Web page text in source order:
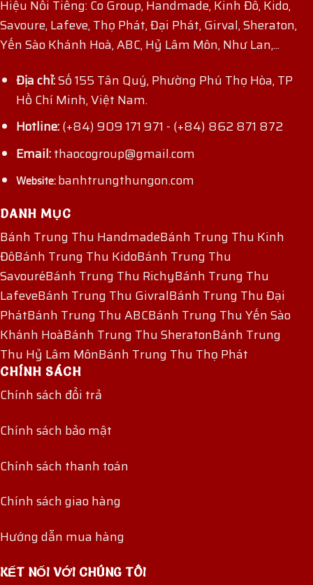
Hiệu Nổi Tiếng: Co Group, Handmade, Kinh Đô, Kido,
Savoure, Lafeve, Thọ Phát, Đại Phát, Girval, Sheraton,
Yến Sào Khánh Hoà, ABC, Hỷ Lâm Môn, Như Lan,...
Địa chỉ:Số 155 Tân Quý, Phường Phú Thọ Hòa, TP
Hồ Chí Minh, Việt Nam.
Hotline:(+84) 909 171 971 - (+84) 862 871 872
Email:thaocogroup@gmail.com
Website:banhtrungthungon.com
DANH MỤC
Bánh Trung Thu HandmadeBánh Trung Thu Kinh
ĐôBánh Trung Thu KidoBánh Trung Thu
SavouréBánh Trung Thu RichyBánh Trung Thu
LafeveBánh Trung Thu GivralBánh Trung Thu Đại
PhátBánh Trung Thu ABCBánh Trung Thu Yến Sào
Khánh HoàBánh Trung Thu SheratonBánh Trung
Thu Hỷ Lâm MônBánh Trung Thu Thọ Phát
CHÍNH SÁCH
Chính sách đổi trả
Chính sách bảo mật
Chính sách thanh toán
Chính sách giao hàng
Hướng dẫn mua hàng
KẾT NỐI VỚI CHÚNG TÔI